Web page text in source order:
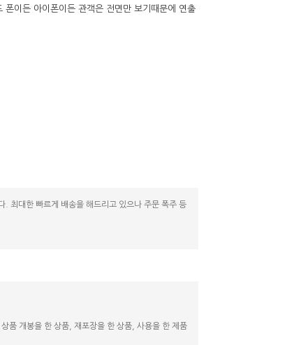
이든 아이폰이든 관객은 전면만 보기때문에 연출
. 최대한 빠르게 배송을 해드리고 있으나 주문 폭주 등
품 개봉을 한 상품, 재포장을 한 상품, 사용을 한 제품